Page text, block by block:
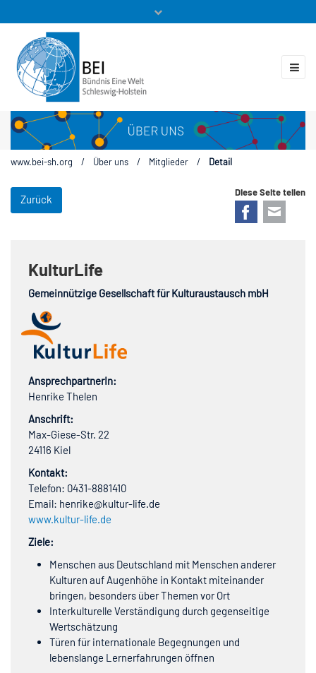
Mitglieder
www.bei-sh.org / Über uns / Mitglieder / Detail
Zurück
Diese Seite teilen
Facebook
KulturLife
Gemeinnützige Gesellschaft für Kulturaustausch mbH
AnsprechpartnerIn:
Henrike Thelen
Anschrift:
Max-Giese-Str. 22
24116 Kiel
Kontakt:
Telefon: 0431-8881410
Email: henrike@kultur-life.de
www.kultur-life.de
Ziele:
Menschen aus Deutschland mit Menschen anderer
Kulturen auf Augenhöhe in Kontakt miteinander
bringen, besonders über Themen vor Ort
Interkulturelle Verständigung durch gegenseitige
Wertschätzung
Türen für internationale Begegnungen und
lebenslange Lernerfahrungen öffnen